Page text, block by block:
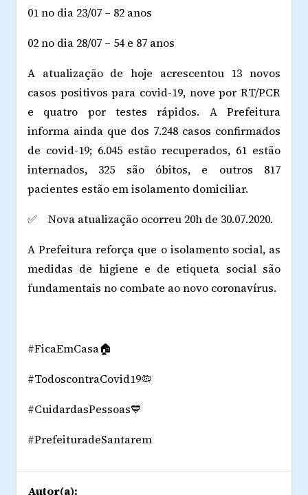
01 no dia 23/07 – 82 anos
02 no dia 28/07 – 54 e 87 anos
A atualização de hoje acrescentou 13 novos
casos positivos para covid-19, nove por RT/PCR
e quatro por testes rápidos. A Prefeitura
informa ainda que dos 7.248 casos confirmados
de covid-19; 6.045 estão recuperados, 61 estão
internados, 325 são óbitos, e outros 817
pacientes estão em isolamento domiciliar.
✅ Nova atualização ocorreu 20h de 30.07.2020.
A Prefeitura reforça que o isolamento social, as
medidas de higiene e de etiqueta social são
fundamentais no combate ao novo coronavírus.
#FicaEmCasa🏠
#TodoscontraCovid19🦠
#CuidardasPessoas💙
#PrefeituradeSantarem
Autor(a):